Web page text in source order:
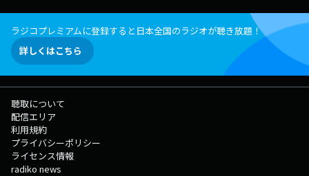
ラジコプレミアムに登録すると日本全国のラジオが聴き放題！
詳しくはこちら
聴取について
配信エリア
利用規約
プライバシーポリシー
ライセンス情報
radiko news